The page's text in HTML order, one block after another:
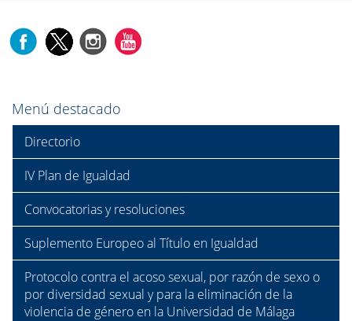
Menú destacado
Directorio
IV Plan de Igualdad
Convocatorias y resoluciones
Suplemento Europeo al Título en Igualdad
Protocolo contra el acoso sexual, por razón de sexo o
por diversidad sexual y para la eliminación de la
violencia de género en la Universidad de Málaga